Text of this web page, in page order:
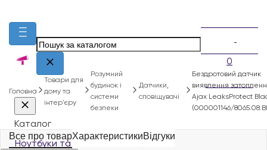
0
Каталог
Ноутбуки та планшети
Головна
Товари для
дому та
інтер'єру
Розумний
будинок і
системи
безпеки
Датчики,
сповіщувачі
Бездротовий датчик
виявлення
Ajax LeaksProtect
(000001146/
Все про товарХарактеристикиВідгуки